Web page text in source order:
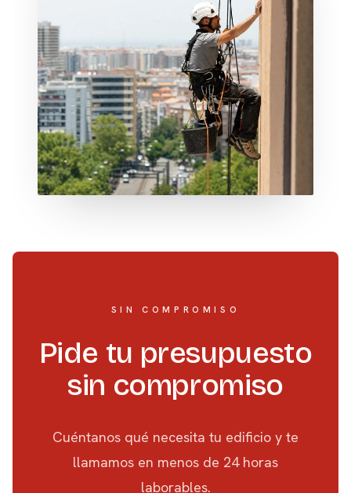
SIN COMPROMISO
Pide tu presupuesto
sin compromiso
Cuéntanos qué necesita tu edificio y te
llamamos en menos de 24 horas
laborables.